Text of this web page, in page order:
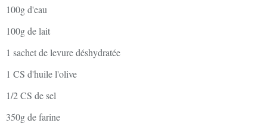
100g d'eau
100g de lait
1 sachet de levure déshydratée
1 CS d'huile l'olive
1/2 CS de sel
350g de farine